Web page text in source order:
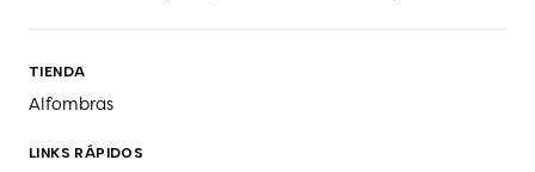
TIENDA
Alfombras
LINKS RÁPIDOS